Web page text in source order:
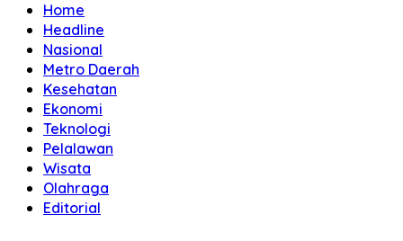
Home
Headline
Nasional
Metro Daerah
Kesehatan
Ekonomi
Teknologi
Pelalawan
Wisata
Olahraga
Editorial